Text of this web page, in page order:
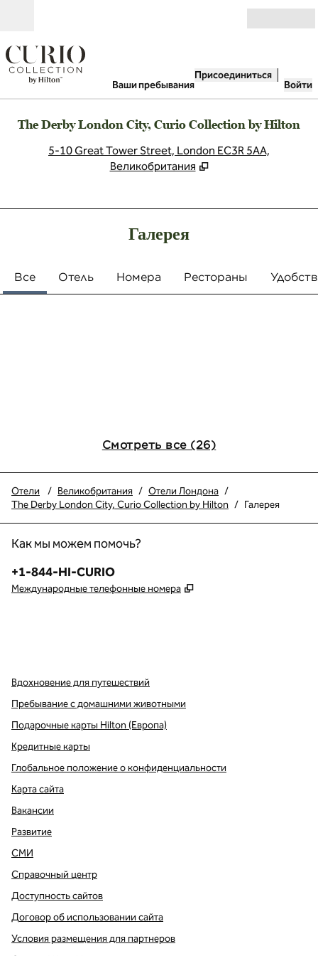
Ваши пребывания
Присоединиться
Войти
The Derby London City, Curio Collection by Hilton
5-10 Great Tower Street, London EC3R 5AA,
Великобритания
Галерея
Все Отель Номера Рестораны
Смотреть все (26)
Отели / Великобритания / Отели Лондона /
The Derby London City, Curio Collection by Hilton / Галерея
Как мы можем помочь?
Телефон:
+1-844-HI-CURIO
Международные телефонные номера ,
Вдохновение для путешествий
Пребывание с домашними животными
Подарочные карты Hilton (Европа)
Кредитные карты
Глобальное положение о конфиденциальности
Карта сайта
Вакансии
Развитие
СМИ
Справочный центр
Доступность сайтов
Договор об использовании сайта
Условия размещения для партнеров